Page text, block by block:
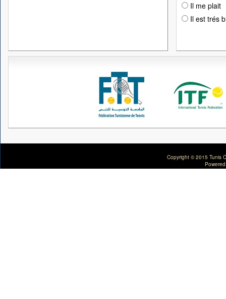
Il me plait
Il est trés
Copyright © 2015 Tunis